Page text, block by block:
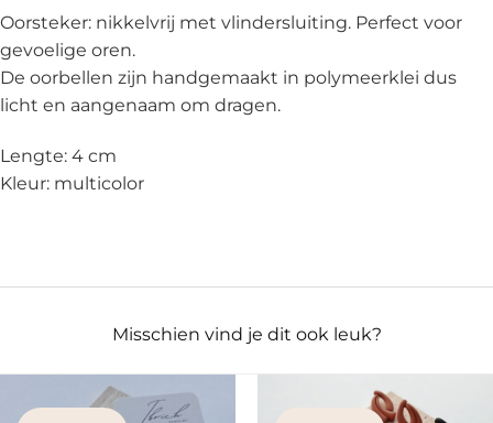
Oorsteker: nikkelvrij met vlindersluiting. Perfect voor
gevoelige oren.
De oorbellen zijn handgemaakt in polymeerklei dus
licht en aangenaam om dragen.
Lengte: 4 cm
Kleur: multicolor
Misschien vind je dit ook leuk?